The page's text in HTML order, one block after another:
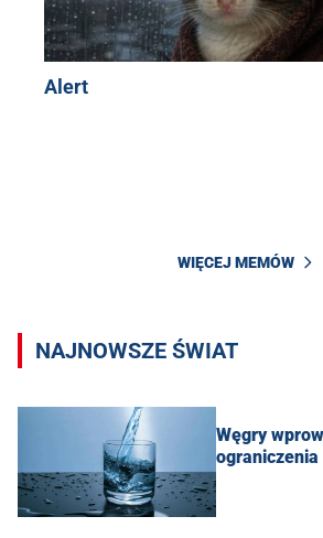
Alert
WIĘCEJ MEMÓW
NAJNOWSZE ŚWIAT
Węgry
ograniczenia